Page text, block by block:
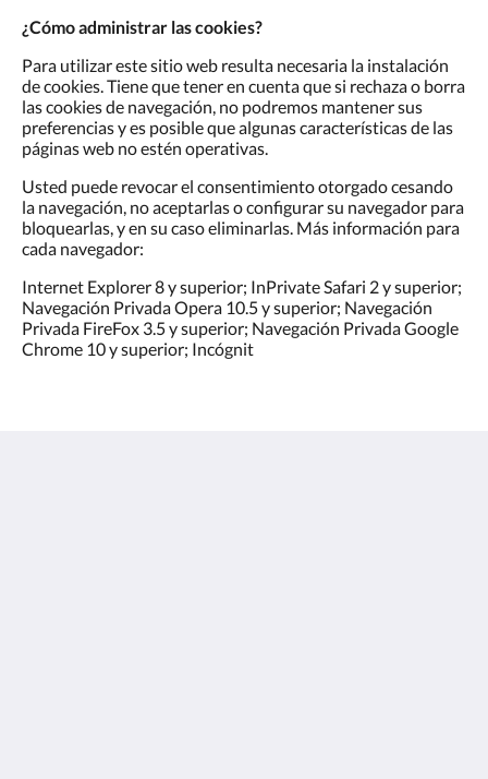
¿Cómo administrar las cookies?
Para utilizar este sitio web resulta necesaria la instalación
de cookies. Tiene que tener en cuenta que si rechaza o borra
las cookies de navegación, no podremos mantener sus
preferencias y es posible que algunas características de las
páginas web no estén operativas.
Usted puede revocar el consentimiento otorgado cesando
la navegación, no aceptarlas o configurar su navegador para
bloquearlas, y en su caso eliminarlas. Más información para
cada navegador:
Internet Explorer 8 y superior; InPrivate Safari 2 y superior;
Navegación Privada Opera 10.5 y superior; Navegación
Privada FireFox 3.5 y superior; Navegación Privada Google
Chrome 10 y superior; Incógnit